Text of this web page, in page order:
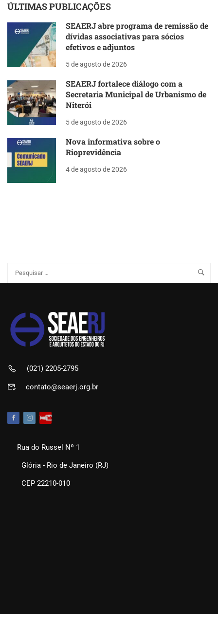
ÚLTIMAS PUBLICAÇÕES
SEAERJ abre programa de remissão de
dívidas associativas para sócios
efetivos e adjuntos
5 de agosto de 2026
SEAERJ fortalece diálogo com a
Secretaria Municipal de Urbanismo de
Niterói
5 de agosto de 2026
Nova informativa sobre o
Rioprevidência
4 de agosto de 2026
(021) 2205-2795
contato@seaerj.org.br
Rua do Russel Nº 1
Glória - Rio de Janeiro (RJ)
CEP 22210-010